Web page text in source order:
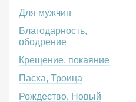
Для мужчин
Благодарность,
ободрение
Крещение, покаяние
Пасха, Троица
Рождество, Новый